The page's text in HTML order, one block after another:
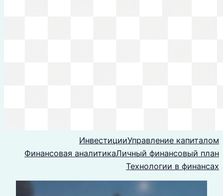
ИнвестицииУправление капиталом
Финансовая аналитикаЛичный финансовый план
Технологии в финансах